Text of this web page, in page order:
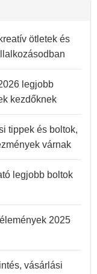
ötletek és
legjobb
kezdőknek
tippek és boltok,
várnak
legjobb boltok
2025
vásárlási